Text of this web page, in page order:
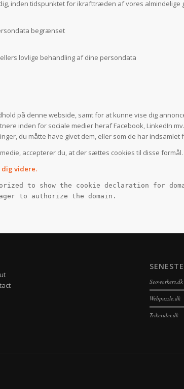
inden tidspunktet for ikrafttræden af vores almindelige
begrænset
lovlige behandling af dine persondata
på denne webside, samt for at kunne vise dig
inden for sociale medier heraf Facebook, LinkedIn
du måtte have givet dem, eller som de har
accepterer du, at der sættes cookies til disse formål.
dig videre.
to show the cookie declaration for
to authorize the domain.
Seoworkers.dk
Webpuzzle.dk
Trikerider.dk